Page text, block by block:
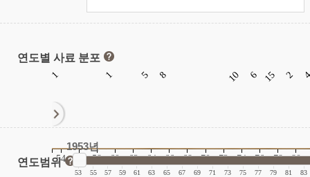
연도별 사료 분포
54 58 60 62 64 66 68 70 72 74 76 78 80
1 1 5 8 10 6 15 2
연도범위
1953년
|
53 55 57 59 61 63 65 67 69 71 73 75 77 79 81 83